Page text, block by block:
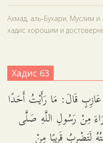
Ахмад, аль-Бухари, Муслим
хадис хорошим и
Хадис 63
قَالَ: مَا رَأَيْتُ أَحَدًا
مِنْ رَسُولِ اللَّهِ صَلَّى
لَتَضْرِبُ قَرِيبًا مِنْ